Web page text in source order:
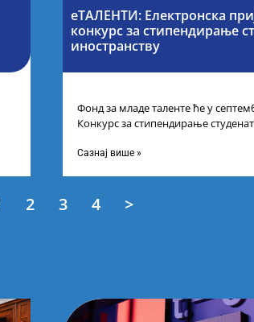
еТАЛЕНТИ: Електронска
конкурс за стипендирање
иностранству
Фонд за младе таленте ће у
Конкурс за стипендирање
Сазнај више »
2 3 4 >